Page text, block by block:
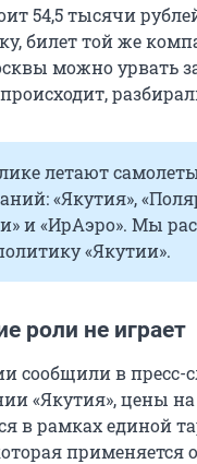
54,5 тысячи
билет той же
можно урвать
летают
«Якутия»,
и «ИрАэро». Мы
«Якутии».
роли не играет
сообщили в пресс-
«Якутия», цены
в рамках единой
применяется